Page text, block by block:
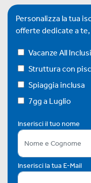
Personalizza la tua
offerte dedicate a
Vacanze All
Struttura con
Spiaggia inclusa
7gg a Luglio
Inserisci il tuo nome
Inserisci la tua E-Mail